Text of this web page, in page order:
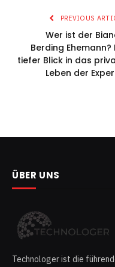
PREVIOUS
Wer ist der
Berding Ehemann?
tiefer Blick in das
Leben der
ÜBER UNS
Technologer ist die